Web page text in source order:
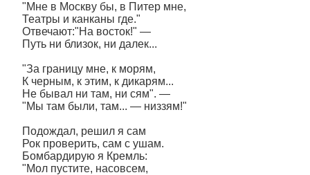
"Мне в Москву бы, в Питер мне,
Театры и канканы где."
Отвечают:"На восток!" —
Путь ни близок, ни далек...
"За границу мне, к морям,
К черным, к этим, к дикарям...
Не бывал ни там, ни сям". —
"Мы там были, там... — низзям!"
Подождал, решил я сам
Рок проверить, сам с ушам.
Бомбардирую я Кремль:
"Мол пустите, насовсем,